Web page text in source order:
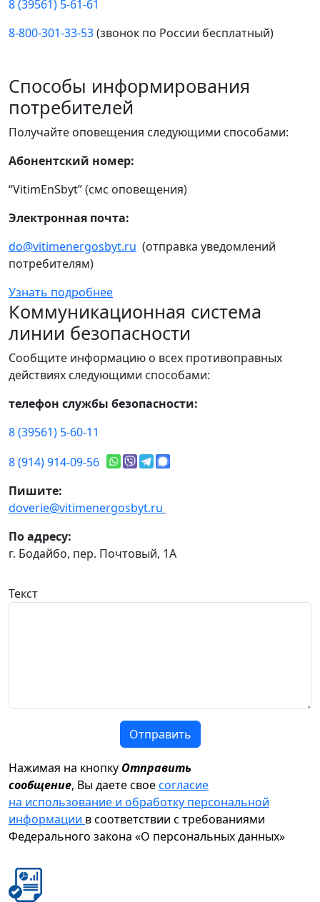
8 (39561) 5-61-61
8-800-301-33-53(звонок по России бесплатный)
Способы информирования
потребителей
Получайте оповещения следующими способами:
Абонентский номер:
“VitimEnSbyt” (смс оповещения)
Электронная почта:
do@vitimenergosbyt.ru (отправка уведомлений
потребителям)
Узнать подробнее
Коммуникационная система
линии безопасности
Сообщите информацию о всех противоправных
действиях следующими способами:
телефон службы безопасности:
8 (39561) 5-60-11
8 (914) 914-09-56
Пишите:
doverie@vitimenergosbyt.ru
По адресу:
г. Бодайбо, пер. Почтовый, 1А
Текст
Отправить
Нажимая на кнопку Отправить
сообщение, Вы даете своесогласие
на использование и обработку персональной
информации в соответствии с требованиями
Федерального закона «О персональных данных»